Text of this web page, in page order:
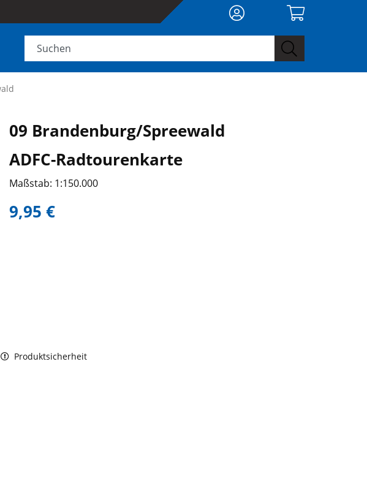
09 Brandenburg/Spreewald
ADFC-Radtourenkarte
Maßstab: 1:150.000
9,95 €
Produktsicherheit